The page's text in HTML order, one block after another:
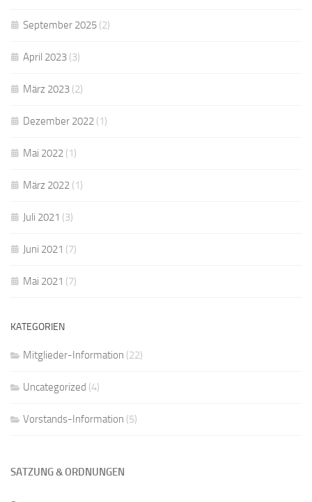
September 2025 (2)
April 2023 (3)
März 2023 (2)
Dezember 2022 (1)
Mai 2022 (1)
März 2022 (1)
Juli 2021 (3)
Juni 2021 (7)
Mai 2021 (7)
KATEGORIEN
Mitglieder-Information (22)
Uncategorized (4)
Vorstands-Information (5)
SATZUNG & ORDNUNGEN